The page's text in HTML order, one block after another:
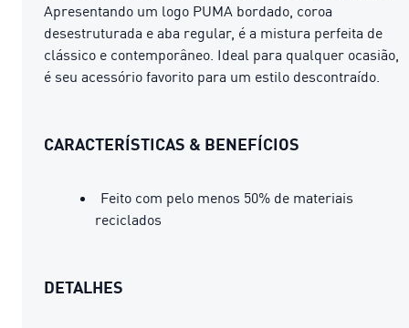
Apresentando um logo PUMA bordado, coroa
desestruturada e aba regular, é a mistura perfeita de
clássico e contemporâneo. Ideal para qualquer ocasião,
é seu acessório favorito para um estilo descontraído.
CARACTERÍSTICAS & BENEFÍCIOS
Feito com pelo menos 50% de materiais
reciclados
DETALHES